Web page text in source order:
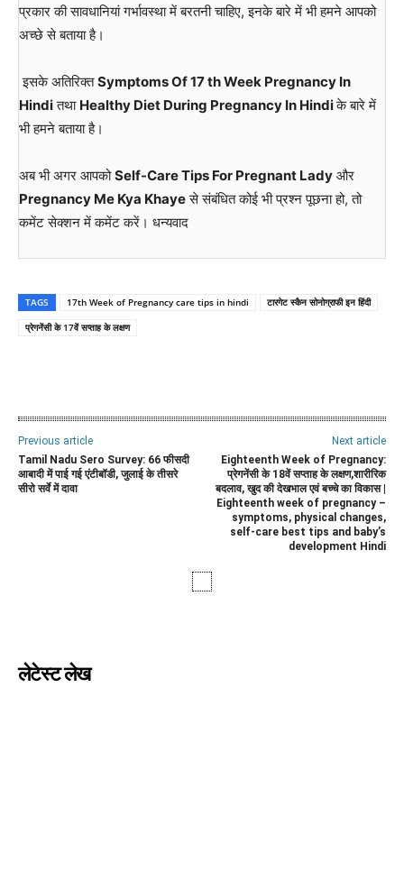
प्रकार की सावधानियां गर्भावस्था में बरतनी चाहिए, इनके बारे में भी हमने आपको
अच्छे से बताया है।
इसके अतिरिक्तSymptoms Of 17 th Week Pregnancy In
Hindiतथा Healthy Diet During Pregnancy In Hindiके बारे में
भी हमने बताया है।
अब भी अगर आपकोSelf-Care Tips For Pregnant Lady और
Pregnancy Me Kya Khayeसे संबंधित कोई भी प्रश्न पूछना हो, तो
कमेंट सेक्शन में कमेंट करें। धन्यवाद
TAGS 17th Week of Pregnancy care tips in hindi
टारगेट स्कैन सोनोग्राफी इन हिंदी
प्रेगनेंसी के 17वें सप्ताह के लक्षण
Previous article
Tamil Nadu Sero Survey: 66 फीसदी
आबादी में पाई गई एंटीबॉडी, जुलाई के तीसरे
सीरो सर्वे में दावा
Next article
Eighteenth Week of Pregnancy:
प्रेगनेंसी के 18वें सप्ताह के लक्षण,शारीरिक
बदलाव, खुद की देखभाल एवं बच्चे का विकास |
Eighteenth week of pregnancy –
symptoms, physical changes,
self-care best tips and baby’s
development Hindi
लेटेस्ट लेख